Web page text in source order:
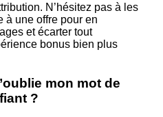
N’hésitez pas à les
à une offre pour en
et écarter tout
bonus bien plus
mon mot de
?